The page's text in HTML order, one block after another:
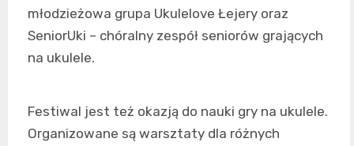
młodzieżowa grupa Ukulelove Łejery oraz
SeniorUki – chóralny zespół seniorów grających
na ukulele.
Festiwal jest też okazją do nauki gry na ukulele.
Organizowane są warsztaty dla różnych